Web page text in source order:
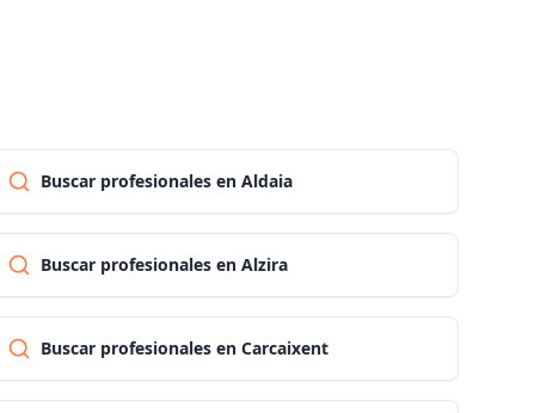
Santa cruz de tenerife
Cantabria
Segovia
Sevilla
Buscar profesionales en Aldaia
Buscar profesionales en Alzira
Buscar profesionales en Carcaixent